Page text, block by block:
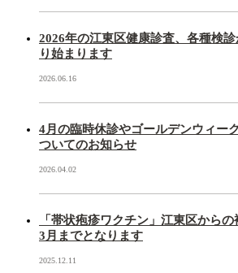
2026年の江東区健康診査、各種検診
り始まります
2026.06.16
4月の臨時休診やゴールデンウィー
ついてのお知らせ
2026.04.02
「帯状疱疹ワクチン」江東区から
3月までとなります
2025.12.11